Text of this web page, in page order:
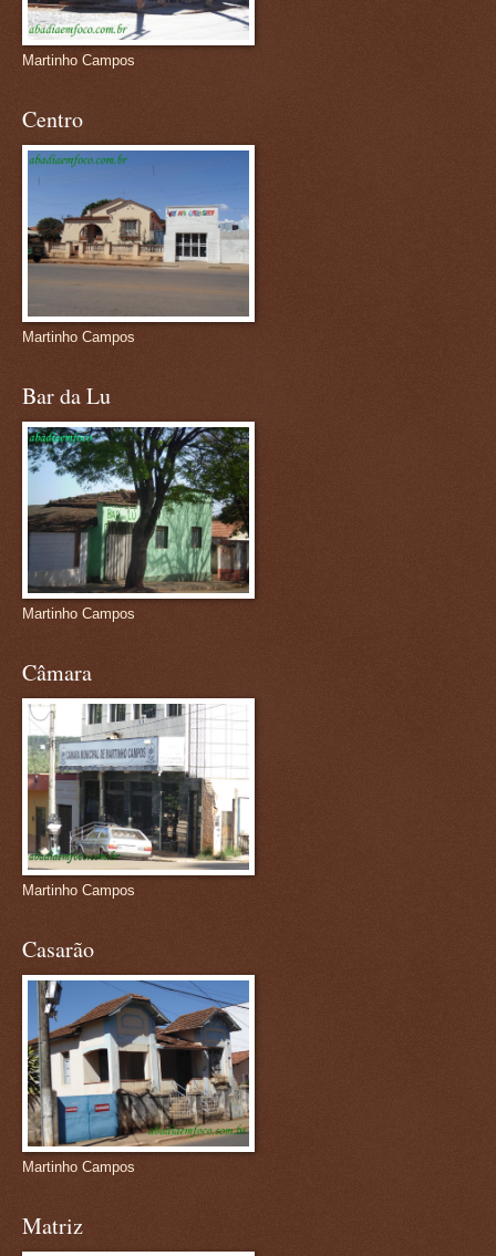
Martinho Campos
Centro
Martinho Campos
Bar da Lu
Martinho Campos
Câmara
Martinho Campos
Casarão
Martinho Campos
Matriz